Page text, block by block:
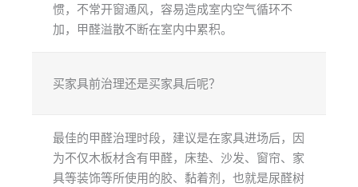
惯，不常开窗通风，容易造成室内空气循环不
加，甲醛溢散不断在室内中累积。
买家具前治理还是买家具后呢？
最佳的甲醛治理时段，建议是在家具进场后，因
为不仅木板材含有甲醛，床垫、沙发、窗帘、家
具等装饰等所使用的胶、黏着剂，也就是尿醛树